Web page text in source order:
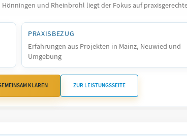
und Rheinbrohl liegt der Fokus auf
PRAXISBEZUG
Erfahrungen aus Projekten in Mainz, Neuwied und
Umgebung
KLÄREN ZUR LEISTUNGSSEITE